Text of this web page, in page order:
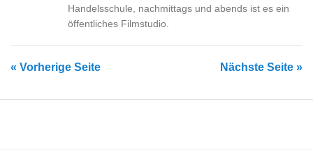
Handelsschule, nachmittags und abends ist es ein
öffentliches Filmstudio.
« Vorherige Seite Nächste Seite »